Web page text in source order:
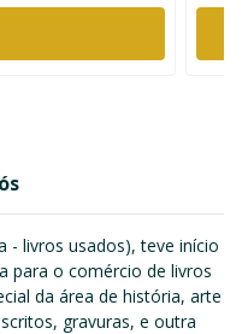
- livros usados), teve início
para o comércio de livros
da área de história, arte
gravuras, e outra